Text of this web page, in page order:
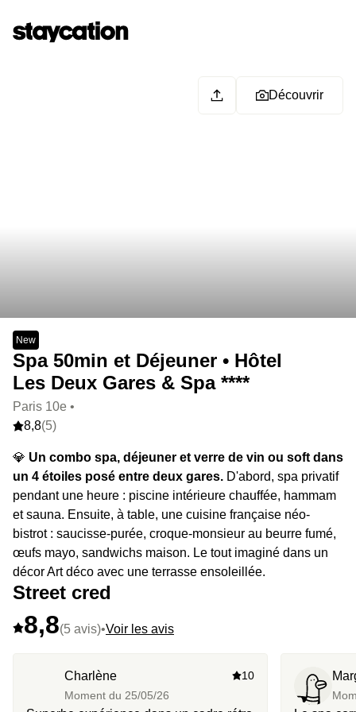
Découvrir
New
Spa 50min et Déjeuner • Hôtel
Les Deux Gares & Spa ****
Paris 10e •
8,8(5)
💎 Un combo spa, déjeuner et verre de vin ou soft dans
un 4 étoiles posé entre deux gares. D'abord, spa privatif
pendant une heure : piscine intérieure chauffée, hammam
et sauna. Ensuite, à table, une cuisine française néo-
bistrot : saucisse-purée, croque-monsieur au beurre fumé,
œufs mayo, sandwichs maison. Le tout imaginé dans un
décor Art déco avec une terrasse ensoleillée.
Street cred
8,8(5 avis)•Voir les avis
Charlène
Moment du 25/05/26
10